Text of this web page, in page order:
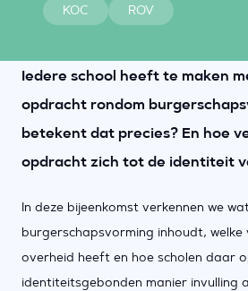
KOC ROV
Iedere school heeft te maken
opdracht rondom
betekent dat precies? En hoe
opdracht zich tot de identiteit
In deze bijeenkomst verkennen we
burgerschapsvorming inhoudt, welke
overheid heeft en hoe scholen daar
identiteitsgebonden manier invulling